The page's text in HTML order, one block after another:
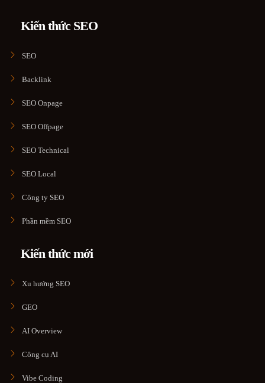
Kiến thức SEO
SEO
Backlink
SEO Onpage
SEO Offpage
SEO Technical
SEO Local
Công ty SEO
Phần mềm SEO
Kiến thức mới
Xu hướng SEO
GEO
AI Overview
Công cụ AI
Vibe Coding